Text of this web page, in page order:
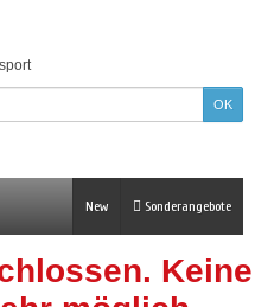
Sonderangebote
New
Keine